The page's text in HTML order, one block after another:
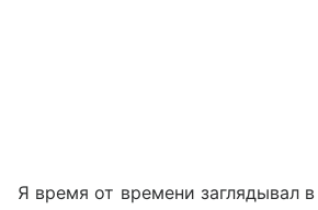
Я время от времени заглядывал